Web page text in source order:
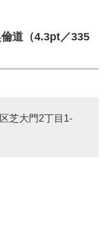
道（4.3pt／335
芝大門2丁目1-